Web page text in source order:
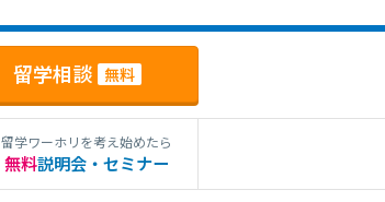
留学相談 無料
留学ワーホリを考え始めたら
無料説明会・セミナー